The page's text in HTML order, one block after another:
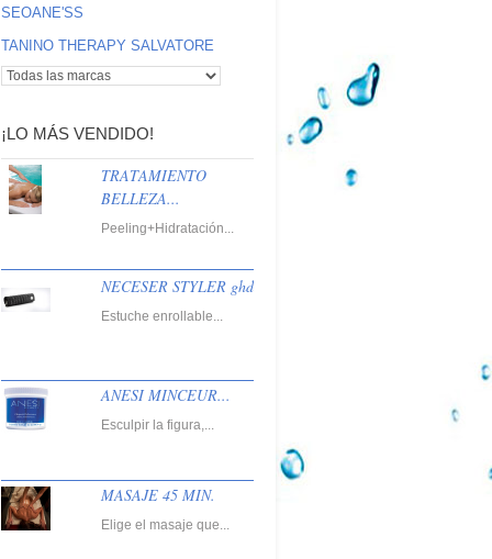
SEOANE'SS
TANINO THERAPY SALVATORE
¡LO MÁS VENDIDO!
TRATAMIENTO
BELLEZA...
Peeling+Hidratación...
NECESER STYLER ghd
Estuche enrollable...
ANESI MINCEUR...
Esculpir la figura,...
MASAJE 45 MIN.
Elige el masaje que...